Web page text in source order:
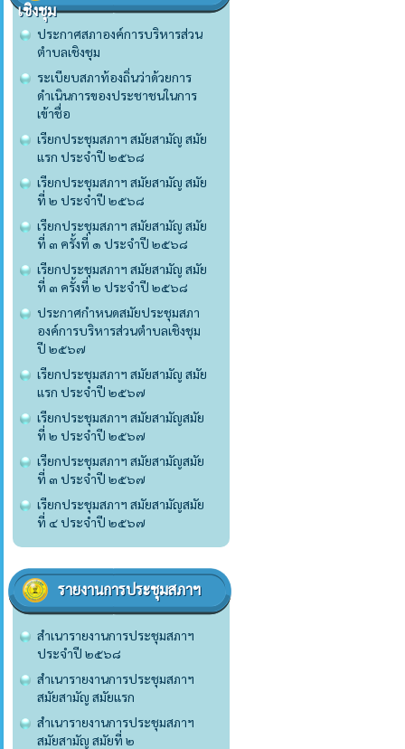
เชิงชุม
ประกาศสภาองค์การบริหารส่วน
ตำบลเชิงชุม
ระเบียบสภาท้องถิ่นว่าด้วยการ
ดำเนินการของประชาชนในการ
เข้าชื่อ
เรียกประชุมสภาฯ สมัยสามัญ สมัย
แรก ประจำปี ๒๕๖๘
เรียกประชุมสภาฯ สมัยสามัญ สมัย
ที่ ๒ ประจำปี ๒๕๖๘
เรียกประชุมสภาฯ สมัยสามัญ สมัย
ที่ ๓ ครั้งที่ ๑ ประจำปี ๒๕๖๘
เรียกประชุมสภาฯ สมัยสามัญ สมัย
ที่ ๓ ครั้งที่ ๒ ประจำปี ๒๕๖๘
ประกาศกำหนดสมัยประชุมสภา
องค์การบริหารส่วนตำบลเชิงชุม
ปี ๒๕๖๗
เรียกประชุมสภาฯ สมัยสามัญ สมัย
แรก ประจำปี ๒๕๖๗
เรียกประชุมสภาฯ สมัยสามัญสมัย
ที่ ๒ ประจำปี ๒๕๖๗
เรียกประชุมสภาฯ สมัยสามัญสมัย
ที่ ๓ ประจำปี ๒๕๖๗
เรียกประชุมสภาฯ สมัยสามัญสมัย
ที่ ๔ ประจำปี ๒๕๖๗
รายงานการประชุมสภาฯ
สำเนารายงานการประชุมสภาฯ
ประจำปี ๒๕๖๘
สำเนารายงานการประชุมสภาฯ
สมัยสามัญ สมัยแรก
สำเนารายงานการประชุมสภาฯ
สมัยสามัญ สมัยที่ ๒